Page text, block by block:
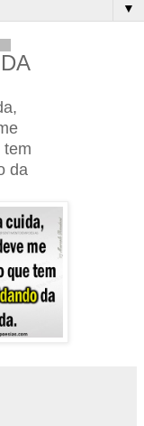
▼
tem
da